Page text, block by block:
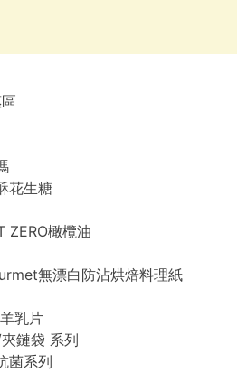
花生糖
ZERO橄欖油
無漂白防沾烘焙料理紙
乳片
鏈袋 系列
菌系列